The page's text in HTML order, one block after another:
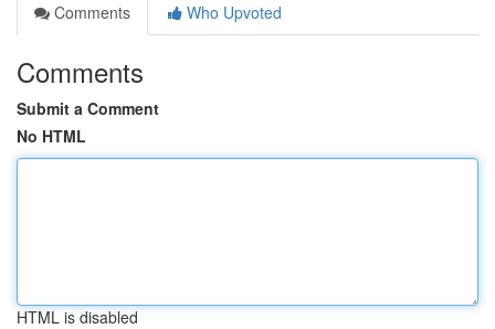
Comments
Who Upvoted
Comments
Submit a Comment
No HTML
HTML is disabled